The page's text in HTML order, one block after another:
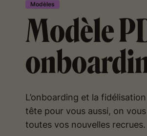
Modèles
Modèle
L’onboarding et la
tête pour vous aussi, on
toutes vos nouvelles recrues.